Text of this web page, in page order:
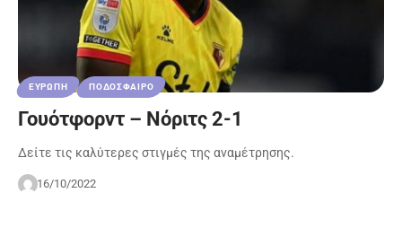
ΕΥΡΩΠΗ ΠΟΔΟΣΦΑΙΡΟ
Γουότφορντ – Νόριτς 2-1
Δείτε τις καλύτερες στιγμές της αναμέτρησης.
16/10/2022